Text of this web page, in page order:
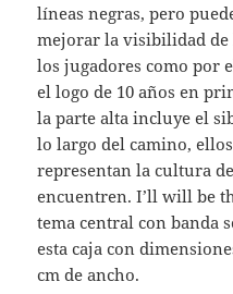
líneas negras, pero
mejorar la visibilidad de
los jugadores como por
el logo de 10 años en
la parte alta incluye el
lo largo del camino,
representan la cultura
encuentren. I’ll will be
tema central con banda
esta caja con
cm de ancho.